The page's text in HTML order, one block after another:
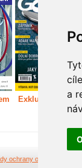
a
Exkluzivně
ochrany osobních údajů